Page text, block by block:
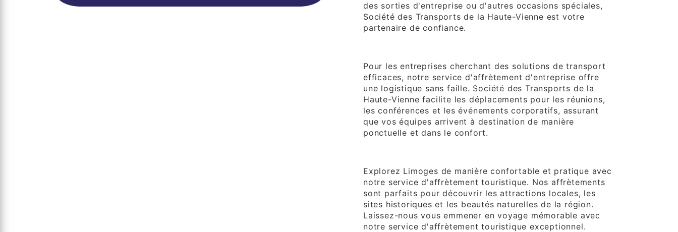
des sorties d'entreprise ou d'autres occasions spéciales,
Société des Transports de la Haute-Vienne est votre
partenaire de confiance.
Pour les entreprises cherchant des solutions de transport
efficaces, notre service d'affrètement d'entreprise offre
une logistique sans faille. Société des Transports de la
Haute-Vienne facilite les déplacements pour les réunions,
les conférences et les événements corporatifs, assurant
que vos équipes arrivent à destination de manière
ponctuelle et dans le confort.
Explorez Limoges de manière confortable et pratique avec
notre service d'affrètement touristique. Nos affrètements
sont parfaits pour découvrir les attractions locales, les
sites historiques et les beautés naturelles de la région.
Laissez-nous vous emmener en voyage mémorable avec
notre service d'affrètement touristique exceptionnel.